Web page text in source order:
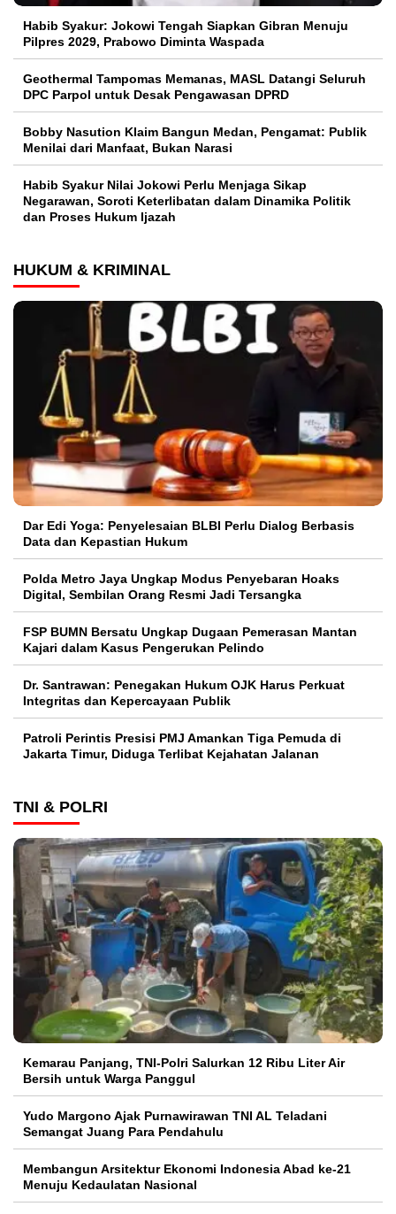
Habib Syakur: Jokowi Tengah Siapkan Gibran Menuju
Pilpres 2029, Prabowo Diminta Waspada
Geothermal Tampomas Memanas, MASL Datangi Seluruh
DPC Parpol untuk Desak Pengawasan DPRD
Bobby Nasution Klaim Bangun Medan, Pengamat: Publik
Menilai dari Manfaat, Bukan Narasi
Habib Syakur Nilai Jokowi Perlu Menjaga Sikap
Negarawan, Soroti Keterlibatan dalam Dinamika Politik
dan Proses Hukum Ijazah
HUKUM & KRIMINAL
Dar Edi Yoga: Penyelesaian BLBI Perlu Dialog Berbasis
Data dan Kepastian Hukum
Polda Metro Jaya Ungkap Modus Penyebaran Hoaks
Digital, Sembilan Orang Resmi Jadi Tersangka
FSP BUMN Bersatu Ungkap Dugaan Pemerasan Mantan
Kajari dalam Kasus Pengerukan Pelindo
Dr. Santrawan: Penegakan Hukum OJK Harus Perkuat
Integritas dan Kepercayaan Publik
Patroli Perintis Presisi PMJ Amankan Tiga Pemuda di
Jakarta Timur, Diduga Terlibat Kejahatan Jalanan
TNI & POLRI
Kemarau Panjang, TNI-Polri Salurkan 12 Ribu Liter Air
Bersih untuk Warga Panggul
Yudo Margono Ajak Purnawirawan TNI AL Teladani
Semangat Juang Para Pendahulu
Membangun Arsitektur Ekonomi Indonesia Abad ke-21
Menuju Kedaulatan Nasional